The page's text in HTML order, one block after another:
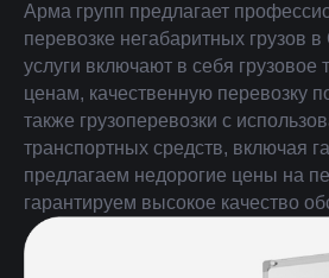
Арма групп предлагает
перевозке негабаритных грузов
услуги включают в себя грузовое
ценам, качественную перевозку
также грузоперевозки с
транспортных средств, включая
предлагаем недорогие цены на
гарантируем высокое качество